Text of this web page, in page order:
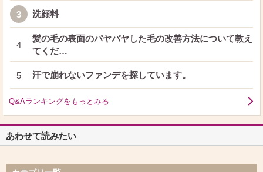
3 洗顔料
4
髪の毛の表面のパヤパヤした毛の改善方法について教え
てくだ…
5 汗で崩れないファンデを探しています。
Q&Aランキングをもっとみる
あわせて読みたい